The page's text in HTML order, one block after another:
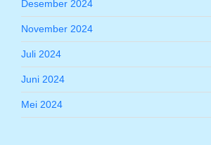
Desember 2024
November 2024
Juli 2024
Juni 2024
Mei 2024